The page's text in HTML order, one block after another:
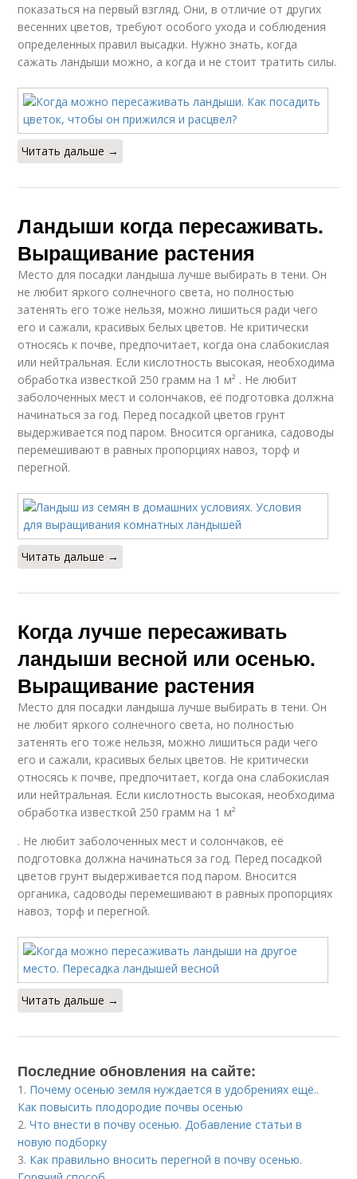
показаться на первый взгляд. Они, в отличие от других
весенних цветов, требуют особого ухода и соблюдения
определенных правил высадки. Нужно знать, когда
сажать ландыши можно, а когда и не стоит тратить силы.
Читать дальше →
Ландыши когда пересаживать.
Выращивание растения
Место для посадки ландыша лучше выбирать в тени. Он
не любит яркого солнечного света, но полностью
затенять его тоже нельзя, можно лишиться ради чего
его и сажали, красивых белых цветов. Не критически
относясь к почве, предпочитает, когда она слабокислая
или нейтральная. Если кислотность высокая, необходима
обработка известкой 250 грамм на 1 м² . Не любит
заболоченных мест и солончаков, её подготовка должна
начинаться за год. Перед посадкой цветов грунт
выдерживается под паром. Вносится органика, садоводы
перемешивают в равных пропорциях навоз, торф и
перегной.
Читать дальше →
Когда лучше пересаживать
ландыши весной или осенью.
Выращивание растения
Место для посадки ландыша лучше выбирать в тени. Он
не любит яркого солнечного света, но полностью
затенять его тоже нельзя, можно лишиться ради чего
его и сажали, красивых белых цветов. Не критически
относясь к почве, предпочитает, когда она слабокислая
или нейтральная. Если кислотность высокая, необходима
обработка известкой 250 грамм на 1 м²
. Не любит заболоченных мест и солончаков, её
подготовка должна начинаться за год. Перед посадкой
цветов грунт выдерживается под паром. Вносится
органика, садоводы перемешивают в равных пропорциях
навоз, торф и перегной.
Читать дальше →
Последние обновления на сайте:
1. Почему осенью земля нуждается в удобрениях ещё..
Как повысить плодородие почвы осенью
2.Что внести в почву осенью. Добавление статьи в
новую подборку
3. Как правильно вносить перегной в почву осенью.